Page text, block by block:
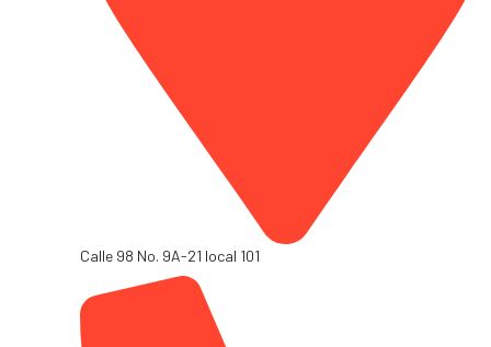
Calle 98 No. 9A-21 local 101